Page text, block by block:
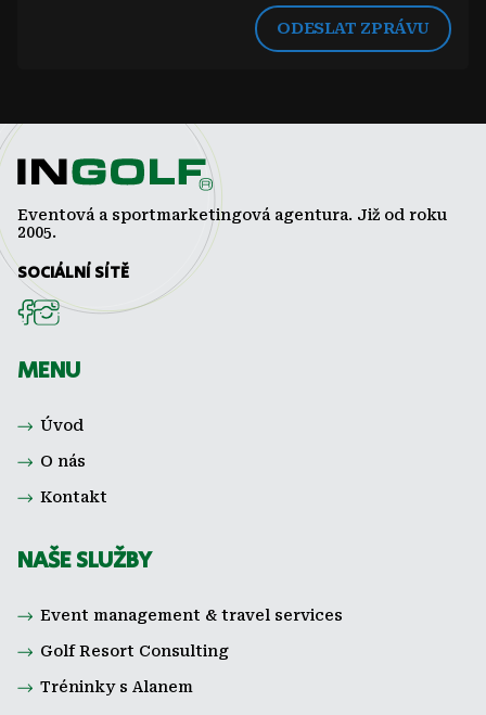
ODESLAT ZPRÁVU
Eventová a sportmarketingová agentura. Již od roku
2005.
SOCIÁLNÍ SÍTĚ
MENU
Úvod
O nás
Kontakt
NAŠE SLUŽBY
Event management & travel services
Golf Resort Consulting
Tréninky s Alanem